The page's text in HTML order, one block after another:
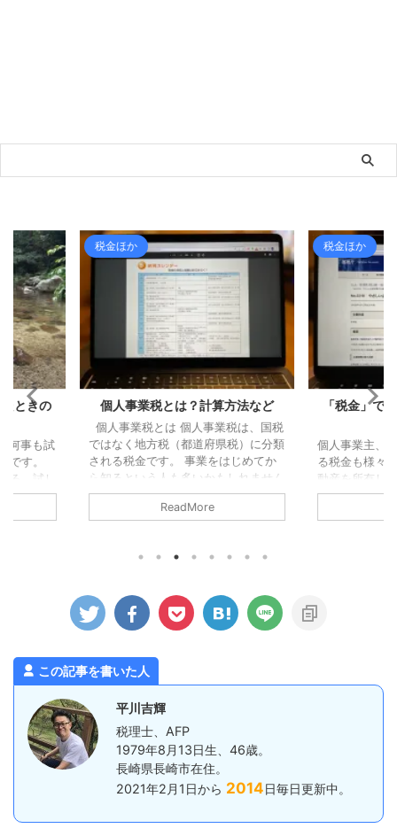
法など
税）に分類
じめてか
しれません
住民税、消
税金ほか
「税金」で経費になるものならな
いもの
個人事業主、フリーランスの方が納め
る税金も様々あります。 自動車、不
動産を所有しそれを事業で使っていた
ら、ほぼ毎月何かしらの税金を払って
いる感じになります。 フリーラン
確認してみます。 経費にならないも
税金は以下のとおり。 所得税 住民税
（都道府県・市税） 延滞税などのペ
ナルティとなる税金 源泉所得税 消費
税は、所得に対して課税されるので、
その所得を計算する際の経費にする
ReadMore
ライフ
「手打
福岡での仕
「手打ちそ
きました。
変更し、そ
この記事を書いた人
平川吉輝
税理士、AFP
1979年8月13日生、46歳。
長崎県長崎市在住。
2021年2月1日から 2014日毎日更新中。